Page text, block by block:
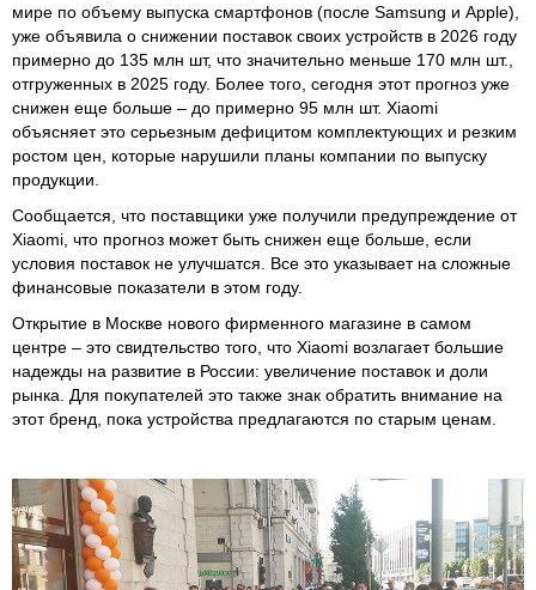
мире по объему выпуска смартфонов (после Samsung и Apple),
уже объявила о снижении поставок своих устройств в 2026 году
примерно до 135 млн шт, что значительно меньше 170 млн шт.,
отгруженных в 2025 году. Более того, сегодня этот прогноз уже
снижен еще больше – до примерно 95 млн шт. Xiaomi
объясняет это серьезным дефицитом комплектующих и резким
ростом цен, которые нарушили планы компании по выпуску
продукции.
Сообщается, что поставщики уже получили предупреждение от
Xiaomi, что прогноз может быть снижен еще больше, если
условия поставок не улучшатся. Все это указывает на сложные
финансовые показатели в этом году.
Открытие в Москве нового фирменного магазине в самом
центре – это свидтельство того, что Xiaomi возлагает большие
надежды на развитие в России: увеличение поставок и доли
рынка. Для покупателей это также знак обратить внимание на
этот бренд, пока устройства предлагаются по старым ценам.